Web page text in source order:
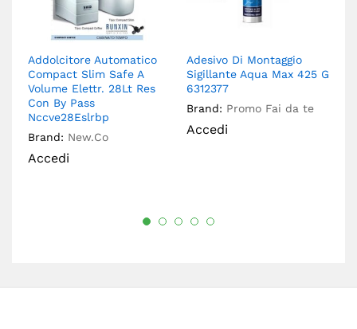
Addolcitore Automatico
Compact Slim Safe A
Volume Elettr. 28Lt Res
Con By Pass
Nccve28Eslrbp
Brand: New.Co
Accedi
Adesivo Di Montaggio
Sigillante Aqua Max 425 G
6312377
Brand: Promo Fai da te
Accedi